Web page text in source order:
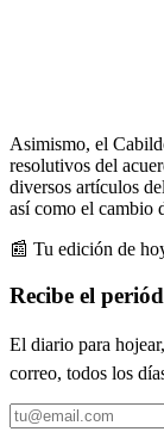
Asimismo, el
resolutivos del
diversos artículos
así como el cambio
📰 Tu edición de
Recibe el
El diario para
correo, todos los